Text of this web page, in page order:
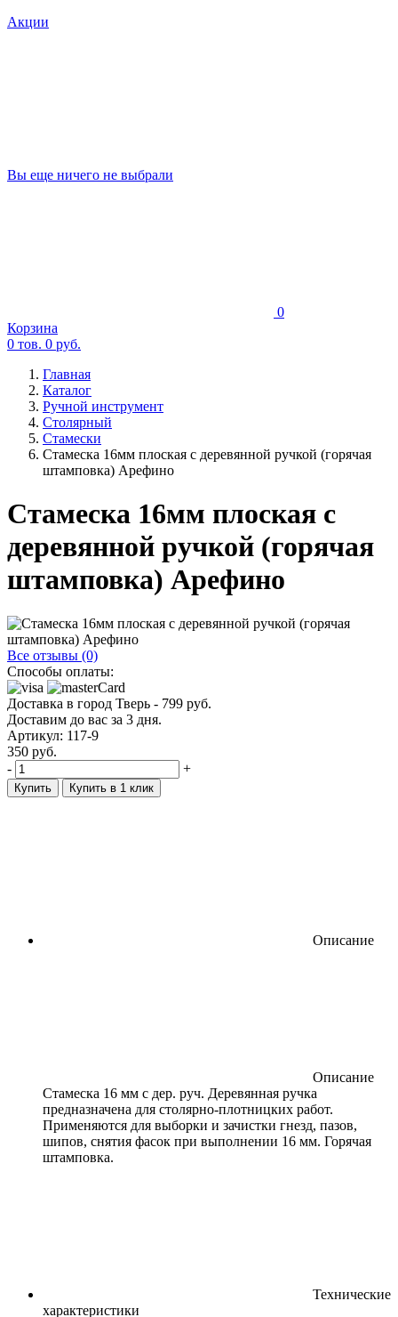
Акции
Вы еще ничего не выбрали
0
Корзина
0 тов. 0 руб.
Главная
Каталог
Ручной инструмент
Столярный
Стамески
Стамеска 16мм плоская с деревянной ручкой (горячая
штамповка) Арефино
Стамеска 16мм плоская с
деревянной ручкой (горячая
штамповка) Арефино
Все отзывы (0)
Способы оплаты:
Доставка в город Тверь - 799 руб.
Доставим до вас за 3 дня.
Артикул: 117-9
350 руб.
-
+
Купить Купить в 1 клик
Описание
Описание
Стамеска 16 мм с дер. руч. Деревянная ручка
предназначена для столярно-плотницких работ.
Применяются для выборки и зачистки гнезд, пазов,
шипов, снятия фасок при выполнении 16 мм. Горячая
штамповка.
Технические
характеристики